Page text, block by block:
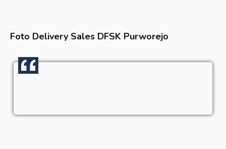
Foto Delivery Sales DFSK Purworejo